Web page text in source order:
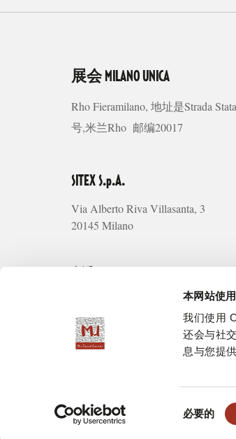
本网站使
我们使用
还会与社
息与您提
意
必要的
展会 MILANO UNICA
Rho Fieramilano, 地址是Strada
号,米兰Rho 邮编20017
SITEX S.p.A.
Via Alberto Riva Villasanta, 3
20145 Milano
电话: +39 02 66101105
info@milanounica.it
P.I. 06573770150
©2026-SITEX S.p.A